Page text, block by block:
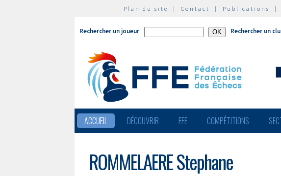
Plan du site | Contact | Publications |
Rechercher un joueur Rechercher un
ACCUEIL DÉCOUVRIR FFE COMPÉTITIONS
ROMMELAERE Stephane